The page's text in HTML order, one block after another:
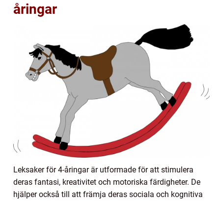
åringar
Leksaker för 4-åringar är utformade för att stimulera
deras fantasi, kreativitet och motoriska färdigheter. De
hjälper också till att främja deras sociala och kognitiva